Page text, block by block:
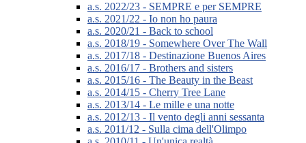
a.s. 2022/23 - SEMPRE e per SEMPRE
a.s. 2021/22 - Io non ho paura
a.s. 2020/21 - Back to school
a.s. 2018/19 - Somewhere Over The Wall
a.s. 2017/18 - Destinazione Buenos Aires
a.s. 2016/17 - Brothers and sisters
a.s. 2015/16 - The Beauty in the Beast
a.s. 2014/15 - Cherry Tree Lane
a.s. 2013/14 - Le mille e una notte
a.s. 2012/13 - Il vento degli anni sessanta
a.s. 2011/12 - Sulla cima dell'Olimpo